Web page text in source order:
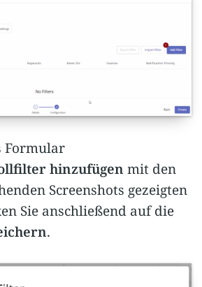
Formular
hinzufügen mit den
Screenshots gezeigten
Sie anschließend auf die
.